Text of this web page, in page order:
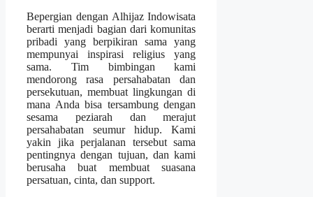
Bepergian dengan Alhijaz Indowisata
berarti menjadi bagian dari komunitas
pribadi yang berpikiran sama yang
mempunyai inspirasi religius yang
sama. Tim bimbingan kami
mendorong rasa persahabatan dan
persekutuan, membuat lingkungan di
mana Anda bisa tersambung dengan
sesama peziarah dan merajut
persahabatan seumur hidup. Kami
yakin jika perjalanan tersebut sama
pentingnya dengan tujuan, dan kami
berusaha buat membuat suasana
persatuan, cinta, dan support.